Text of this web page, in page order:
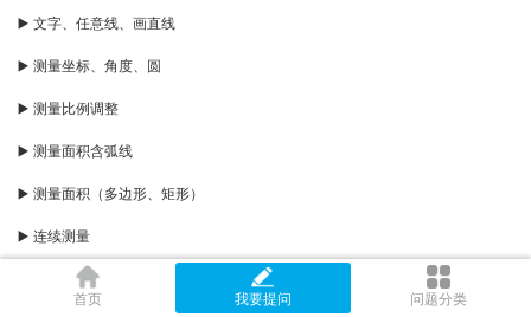
▶️ 文字、任意线、画直线
▶️ 测量坐标、角度、圆
▶️ 测量比例调整
▶️ 测量面积含弧线
▶️ 测量面积（多边形、矩形）
▶️ 连续测量
▶️ 点到直线距离
首页 我要提问 问题分类